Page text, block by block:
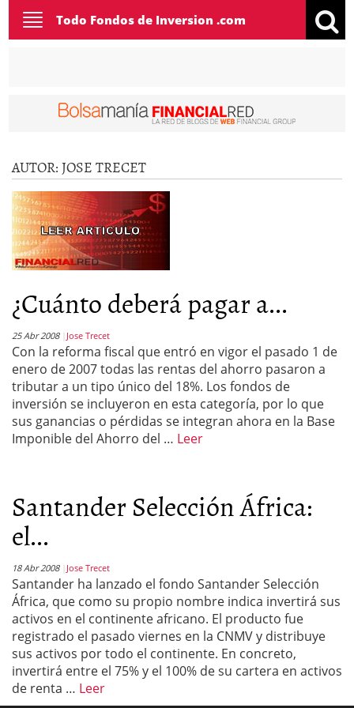
Toggle
navigation
Todo Fondos de Inversion .com
AUTOR: JOSE TRECET
¿Cuánto deberá pagar a...
25 Abr 2008 Jose Trecet
Con la reforma fiscal que entró en vigor el pasado 1 de
enero de 2007 todas las rentas del ahorro pasaron a
tributar a un tipo único del 18%. Los fondos de
inversión se incluyeron en esta categoría, por lo que
sus ganancias o pérdidas se integran ahora en la Base
Imponible del Ahorro del … Leer
Santander Selección África:
el...
18 Abr 2008 Jose Trecet
Santander ha lanzado el fondo Santander Selección
África, que como su propio nombre indica invertirá sus
activos en el continente africano. El producto fue
registrado el pasado viernes en la CNMV y distribuye
sus activos por todo el continente. En concreto,
invertirá entre el 75% y el 100% de su cartera en activos
de renta … Leer